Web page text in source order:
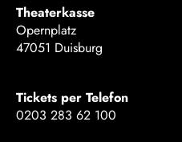
Theaterkasse
Opernplatz
47051 Duisburg
Tickets per Telefon
0203 283 62 100